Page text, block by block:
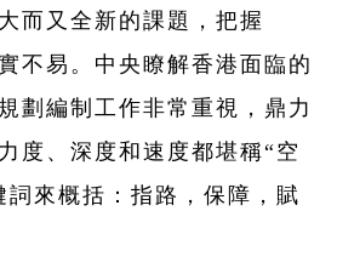
而又全新的課題，把握
不易。中央瞭解香港面臨的
劃編制工作非常重視，鼎力
度、深度和速度都堪稱“空
詞來概括：指路，保障，賦